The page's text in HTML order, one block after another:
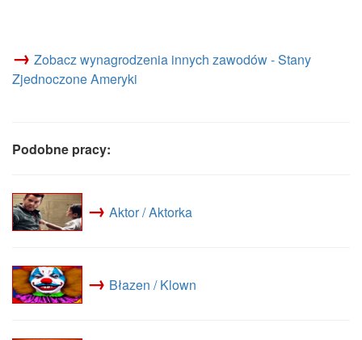
→ Zobacz wynagrodzenia innych zawodów - Stany
Zjednoczone Ameryki
Podobne pracy:
→ Aktor / Aktorka
→ Błazen / Klown